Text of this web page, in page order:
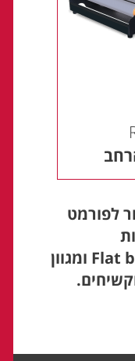
לפורמט
ומשולבות,מכונות להצמדה-Flat bed ומגוון